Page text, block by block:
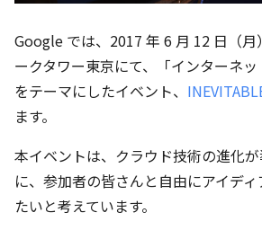
Google では、2017 年 6 月 12 日（
ークタワー東京にて、「インターネッ
をテーマにしたイベント、
ます。
本イベントは、クラウド技術の進化
に、参加者の皆さんと自由にアイデ
たいと考えています。